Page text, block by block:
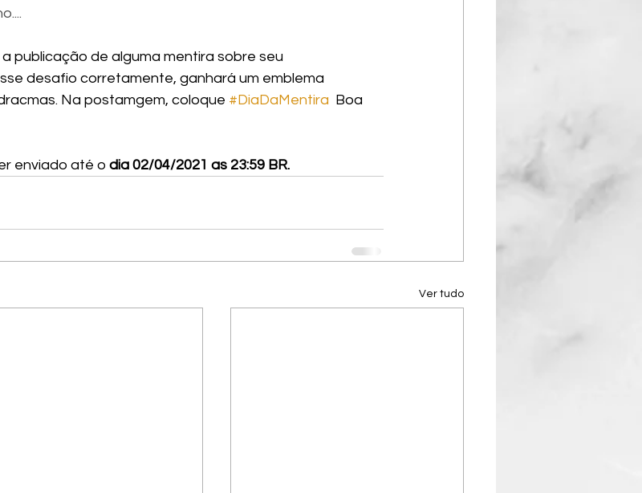
publicação de alguma mentira sobre seu
desafio corretamente, ganhará um emblema
Na postamgem, coloque #DiaDaMentira
  Boa
enviado até o dia 02/04/2021 as 23:59 BR.
Ver tudo